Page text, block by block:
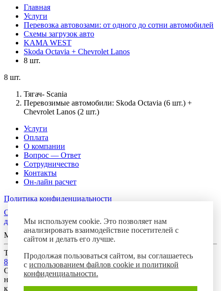
Главная
Услуги
Перевозка автовозами: от одного до сотни автомобилей
Схемы загрузок авто
KAMA WEST
Skoda Octavia + Chevrolet Lanos
8 шт.
8 шт.
Тягач- Scania
Перевозимые автомобили: Skoda Octavia (6 шт.) +
Chevrolet Lanos (2 шт.)
Услуги
Оплата
О компании
Вопрос — Ответ
Сотрудничество
Контакты
Он-лайн расчет
Политика конфиденциальности
Согласие посетителя сайта на обработку персональных
данных
Мы в соцсетях
Телефон горячей линии
8-800-700-8788
Обращаем Ваше внимание на то, что данный интернет-сайт
носит исключительно информационный характер и ни при
каких условиях предложения, размещенные на нем, не
Мы используем cookie. Это позволяет нам
анализировать взаимодействие посетителей с
сайтом и делать его лучше.
Продолжая пользоваться сайтом, вы соглашаетесь
с использованием файлов cookie и политикой
конфиденциальности.